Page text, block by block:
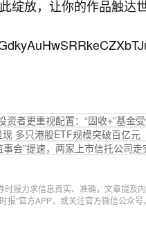
绽放，让你的作品触达
资者更重视配置：“固收+”基金
多只港股ETF规模突破百亿元
会”提速，两家上市信托公司走
时报力求信息真实、准确，文章提及
报”官方APP，或关注官方微信公众